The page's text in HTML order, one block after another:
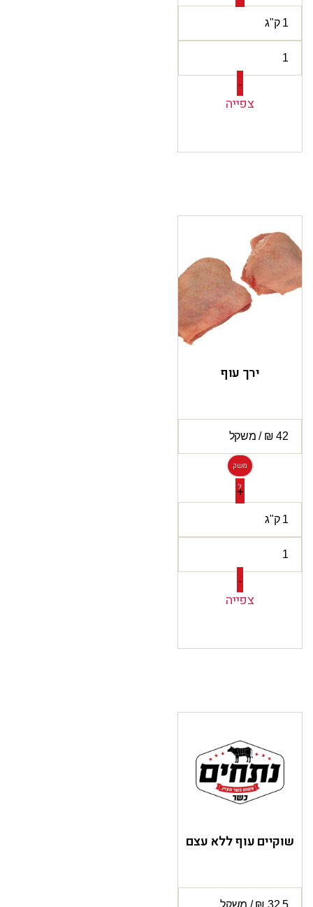
-
צפייה
ירך עוף
משק
ל
+
-
צפייה
שוקיים עוף ללא עצם